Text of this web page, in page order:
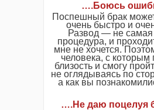
….Боюсь
Поспешный брак
очень быстро и
Развод — не самая
процедура, и
мне не хочется.
человека, с которым
близость и смогу
не оглядываясь по
а как вы
….Не даю поцелуя